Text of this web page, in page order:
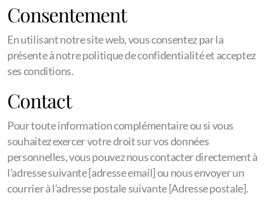
Consentement
En utilisant notre site web, vous consentez par la
présente à notre politique de confidentialité et acceptez
ses conditions.
Contact
Pour toute information complémentaire ou si vous
souhaitez exercer votre droit sur vos données
personnelles, vous pouvez nous contacter directement à
l’adresse suivante [adresse email] ou nous envoyer un
courrier à l’adresse postale suivante [Adresse postale].